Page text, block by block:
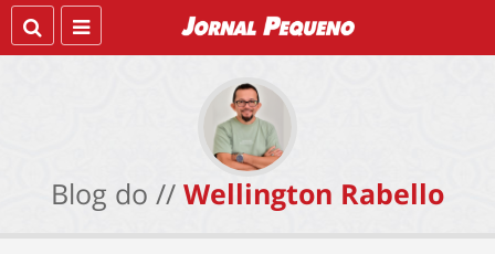
Blog do // Wellington Rabello